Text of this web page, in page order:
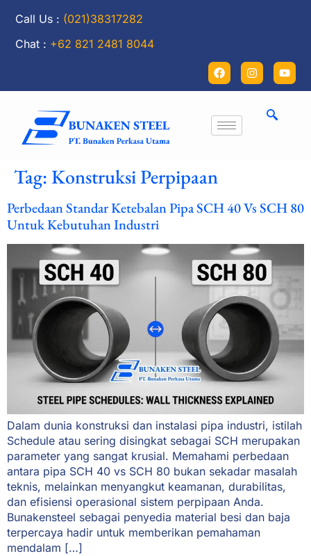
Call Us : (021)38317282
Chat : +62 821 2481 8044
Tag: Konstruksi Perpipaan
Perbedaan Standar Ketebalan Pipa SCH 40 Vs SCH 80
Untuk Kebutuhan Industri
Dalam dunia konstruksi dan instalasi pipa industri, istilah
Schedule atau sering disingkat sebagai SCH merupakan
parameter yang sangat krusial. Memahami perbedaan
antara pipa SCH 40 vs SCH 80 bukan sekadar masalah
teknis, melainkan menyangkut keamanan, durabilitas,
dan efisiensi operasional sistem perpipaan Anda.
Bunakensteel sebagai penyedia material besi dan baja
terpercaya hadir untuk memberikan pemahaman
mendalam […]